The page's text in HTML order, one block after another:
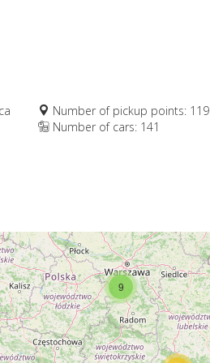
Number of pickup points: 119
Number of cars: 141
9